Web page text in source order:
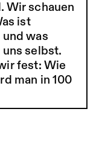
Wir schauen
ist
was
uns selbst.
fest: Wie
man in 100